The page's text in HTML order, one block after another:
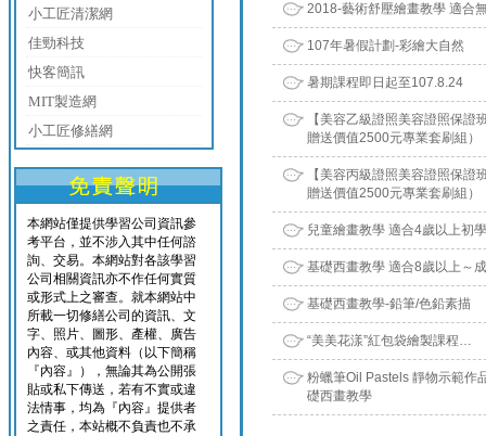
小工匠清潔網
佳勁科技
快客簡訊
MIT製造網
小工匠修繕網
本網站僅提供學習公司資訊參
考平台，並不涉入其中任何諮
詢、交易。本網站對各該學習
公司相關資訊亦不作任何實質
或形式上之審查。就本網站中
所載一切修繕公司的資訊、文
字、照片、圖形、產權、廣告
內容、或其他資料（以下簡稱
『內容』），無論其為公開張
貼或私下傳送，若有不實或違
法情事，均為『內容』提供者
之責任，本站概不負責也不承
2018-藝術舒壓繪畫教學 適合
107年暑假計劃-彩繪大自然
暑期課程即日起至107.8.24
【美容乙級證照美容證照保證
贈送價值2500元專業套刷組）
【美容丙級證照美容證照保證
贈送價值2500元專業套刷組）
兒童繪畫教學 適合4歲以上初
基礎西畫教學 適合8歲以上～
基礎西畫教學-鉛筆/色鉛素描
“美美花漾”紅包袋繪製課程…
粉蠟筆Oil Pastels 靜物示範作
礎西畫教學